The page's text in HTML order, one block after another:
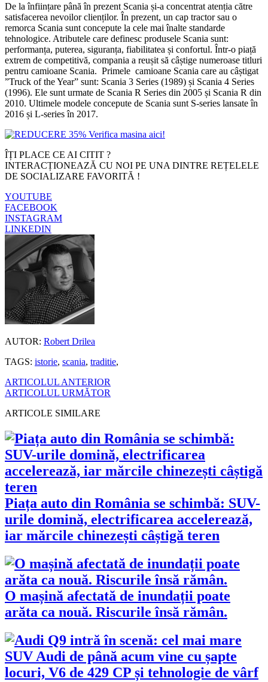
De la înființare până în prezent Scania și-a concentrat atenția către
satisfacerea nevoilor clienților. În prezent, un cap tractor sau o
remorca Scania sunt concepute la cele mai înalte standarde
tehnologice. Atributele care definesc produsele Scania sunt:
performanța, puterea, siguranța, fiabilitatea și confortul. Într-o piață
extrem de competitivă, compania a reușit să câștige numeroase titluri
pentru camioane Scania. Primele camioane Scania care au câștigat
”Truck of the Year” sunt: Scania 3 Series (1989) și Scania 4 Series
(1996). Ele sunt urmate de Scania R Series din 2005 și Scania R din
2010. Ultimele modele concepute de Scania sunt S-series lansate în
2016 și L-series în 2017.
ÎȚI PLACE CE AI CITIT ?
INTERACȚIONEAZĂ CU NOI PE UNA DINTRE REȚELELE
DE SOCIALIZARE FAVORITĂ !
YOUTUBE
FACEBOOK
INSTAGRAM
LINKEDIN
AUTOR: Robert Drilea
TAGS: istorie, scania, traditie,
ARTICOLUL ANTERIOR
ARTICOLUL URMĂTOR
ARTICOLE SIMILARE
Piața auto din România se schimbă: SUV-
urile domină, electrificarea accelerează,
iar mărcile chinezești câștigă teren
O mașină afectată de inundații poate
arăta ca nouă. Riscurile însă rămân.